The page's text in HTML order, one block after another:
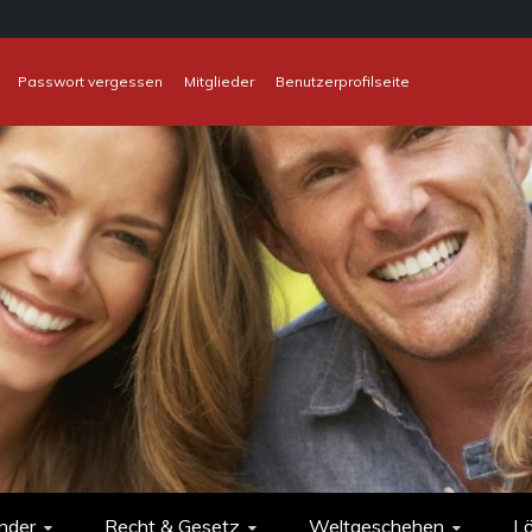
Passwort vergessen Mitglieder
Benutzerprofilseite
Recht & Gesetz Weltgeschehen